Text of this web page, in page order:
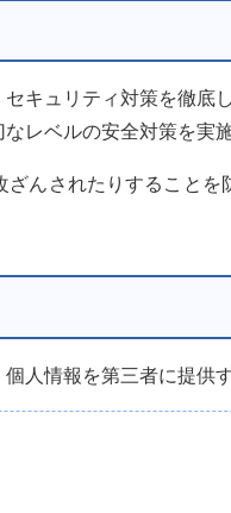
キュリティ対策を徹底
レベルの安全対策を実施
んされたりすることを
人情報を第三者に提供